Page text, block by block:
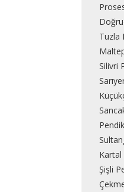
Tuzla
Silivri
Kartal
Şişli